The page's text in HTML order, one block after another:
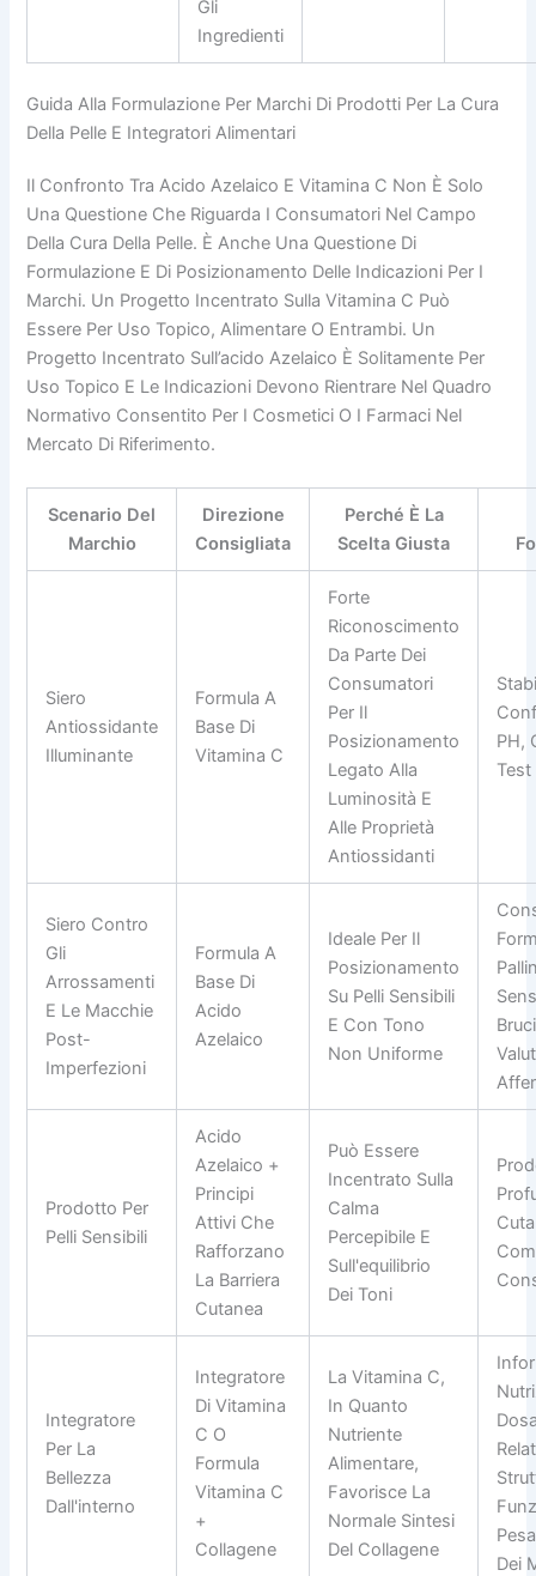
Gli
Ingredienti
Guida Alla Formulazione Per Marchi Di Prodotti Per La Cura
Della Pelle E Integratori Alimentari
Il Confronto Tra Acido Azelaico E Vitamina C Non È Solo
Una Questione Che Riguarda I Consumatori Nel Campo
Della Cura Della Pelle. È Anche Una Questione Di
Formulazione E Di Posizionamento Delle Indicazioni Per I
Marchi. Un Progetto Incentrato Sulla Vitamina C Può
Essere Per Uso Topico, Alimentare O Entrambi. Un
Progetto Incentrato Sull’acido Azelaico È Solitamente Per
Uso Topico E Le Indicazioni Devono Rientrare Nel Quadro
Normativo Consentito Per I Cosmetici O I Farmaci Nel
Mercato Di Riferimento.
Scenario Del
Marchio
Direzione
Consigliata
Perché È La
Scelta Giusta
Siero
Antiossidante
Illuminante
Formula A
Base Di
Vitamina C
Forte
Riconoscimento
Da Parte Dei
Consumatori
Per Il
Posizionamento
Legato Alla
Luminosità E
Alle Proprietà
Antiossidanti
PH,
Siero Contro
Gli
Arrossamenti
E Le Macchie
Post-
Imperfezioni
Formula A
Base Di
Acido
Azelaico
Ideale Per Il
Posizionamento
Su Pelli Sensibili
E Con Tono
Non Uniforme
Prodotto Per
Pelli Sensibili
Acido
Azelaico +
Principi
Attivi Che
Rafforzano
La Barriera
Cutanea
Può Essere
Incentrato Sulla
Calma
Percepibile E
Sull'equilibrio
Dei Toni
Integratore
Per La
Bellezza
Dall'interno
Integratore
Di Vitamina
C O
Formula
Vitamina C
+
Collagene
La Vitamina C,
In Quanto
Nutriente
Alimentare,
Favorisce La
Normale Sintesi
Del Collagene
Dei